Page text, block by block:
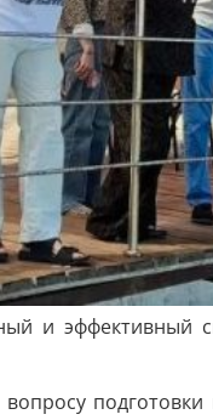
и эффективный